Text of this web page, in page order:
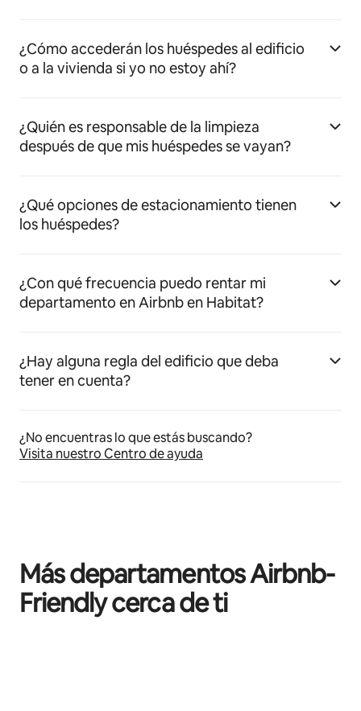
¿Cómo accederán los huéspedes al edificio
o a la vivienda si yo no estoy ahí?
¿Quién es responsable de la limpieza
después de que mis huéspedes se vayan?
¿Qué opciones de estacionamiento tienen
los huéspedes?
¿Con qué frecuencia puedo rentar mi
departamento en Airbnb en Habitat?
¿Hay alguna regla del edificio que deba
tener en cuenta?
¿No encuentras lo que estás buscando?
Visita nuestro Centro de ayuda
Más departamentos Airbnb-
Friendly cerca de ti